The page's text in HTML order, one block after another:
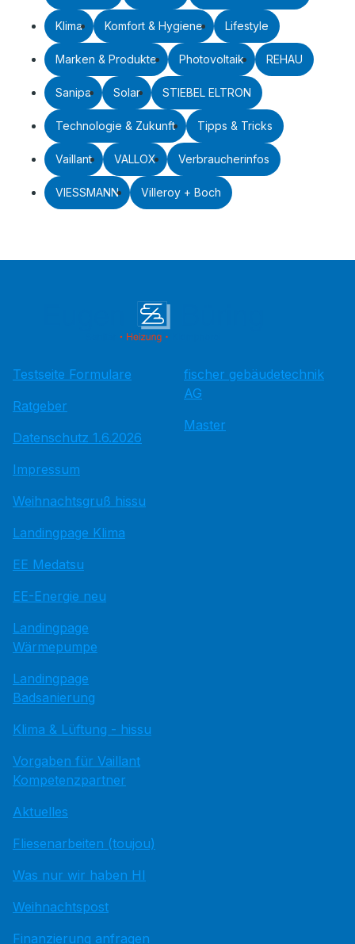
Klima Komfort & Hygiene Lifestyle
Marken & Produkte Photovoltaik REHAU
Sanipa Solar STIEBEL ELTRON
Technologie & Zukunft Tipps & Tricks
Vaillant VALLOX Verbraucherinfos
VIESSMANN Villeroy + Boch
Testseite Formulare
Ratgeber
Datenschutz 1.6.2026
Impressum
Weihnachtsgruß hissu
Landingpage Klima
EE Medatsu
EE-Energie neu
Landingpage
Wärmepumpe
Landingpage
Badsanierung
Klima & Lüftung - hissu
Vorgaben für Vaillant
Kompetenzpartner
Aktuelles
Fliesenarbeiten (toujou)
Was nur wir haben HI
Weihnachtspost
Finanzierung anfragen
fischer gebäudetechnik
AG
Master